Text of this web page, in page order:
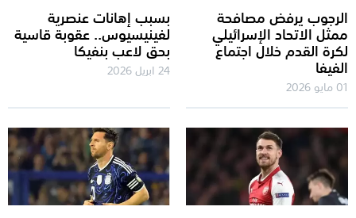
الرجوب يرفض مصافحة
ممثل الاتحاد الإسرائيلي
لكرة القدم خلال اجتماع
الفيفا
01 مايو 2026
بسبب إهانات عنصرية
لفينيسيوس.. عقوبة قاسية
بحق لاعب بنفيكا
24 ابريل 2026